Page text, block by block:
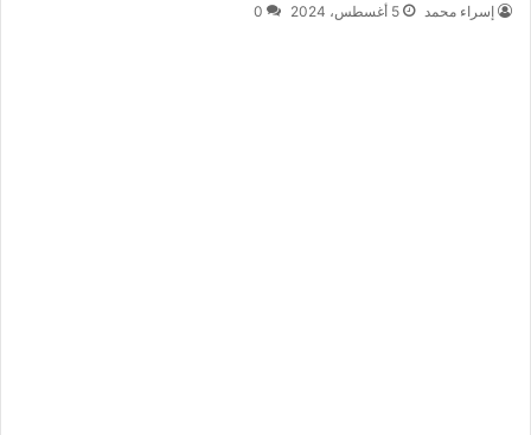
إسراء محمد 5 أغسطس، 2024 0